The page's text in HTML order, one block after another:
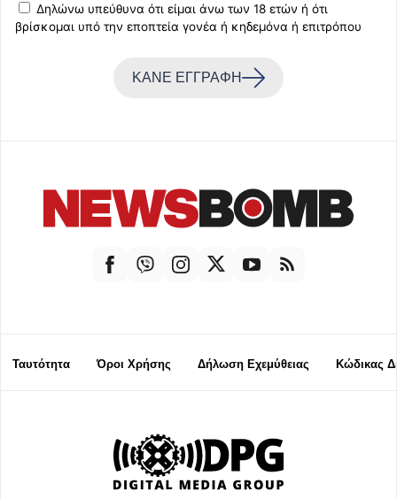
Δηλώνω υπεύθυνα ότι είμαι άνω των 18 ετών ή ότι
βρίσκομαι υπό την εποπτεία γονέα ή κηδεμόνα ή επιτρόπου
ΚΑΝΕ ΕΓΓΡΑΦΗ
Ταυτότητα Όροι Χρήσης Δήλωση Εχεμύθειας Κώδικας